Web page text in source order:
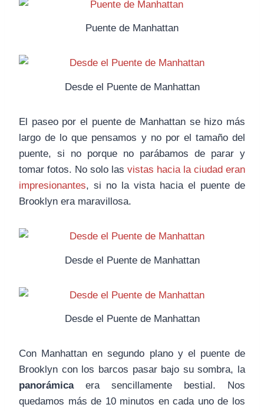
Puente de Manhattan
Desde el Puente de Manhattan
El paseo por el puente de Manhattan se hizo más
largo de lo que pensamos y no por el tamaño del
puente, si no porque no parábamos de parar y
tomar fotos. No solo las vistas hacia la ciudad eran
impresionantes, si no la vista hacia el puente de
Brooklyn era maravillosa.
Desde el Puente de Manhattan
Desde el Puente de Manhattan
Con Manhattan en segundo plano y el puente de
Brooklyn con los barcos pasar bajo su sombra, la
panorámicaera sencillamente bestial. Nos
quedamos más de 10 minutos en cada uno de los